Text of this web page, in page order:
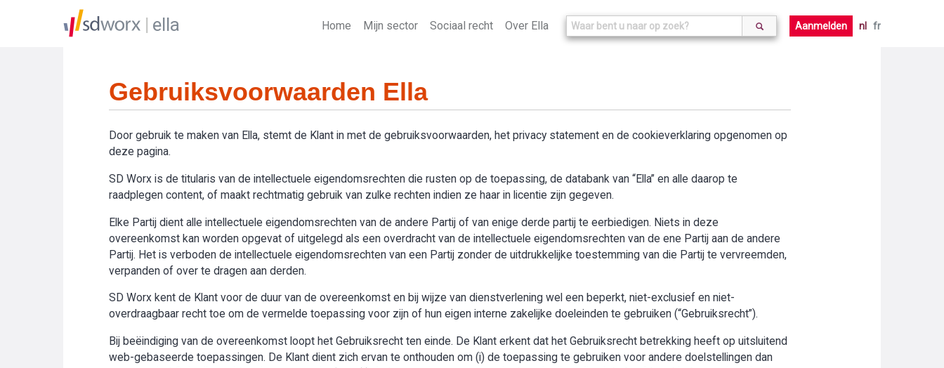
ella Home Mijn sector Sociaal recht Over Ella Aanmelden nl fr
Gebruiksvoorwaarden Ella
Door gebruik te maken van Ella, stemt de Klant in met de gebruiksvoorwaarden, het privacy statement en de cookieverklaring opgenomen op
deze pagina.
SD Worx is de titularis van de intellectuele eigendomsrechten die rusten op de toepassing, de databank van “Ella” en alle daarop te
raadplegen content, of maakt rechtmatig gebruik van zulke rechten indien ze haar in licentie zijn gegeven.
Elke Partij dient alle intellectuele eigendomsrechten van de andere Partij of van enige derde partij te eerbiedigen. Niets in deze
overeenkomst kan worden opgevat of uitgelegd als een overdracht van de intellectuele eigendomsrechten van de ene Partij aan de andere
Partij. Het is verboden de intellectuele eigendomsrechten van een Partij zonder de uitdrukkelijke toestemming van die Partij te vervreemden,
verpanden of over te dragen aan derden.
SD Worx kent de Klant voor de duur van de overeenkomst en bij wijze van dienstverlening wel een beperkt, niet-exclusief en niet-
overdraagbaar recht toe om de vermelde toepassing voor zijn of hun eigen interne zakelijke doeleinden te gebruiken (“Gebruiksrecht”).
Bij beëindiging van de overeenkomst loopt het Gebruiksrecht ten einde. De Klant erkent dat het Gebruiksrecht betrekking heeft op uitsluitend
web-gebaseerde toepassingen. De Klant dient zich ervan te onthouden om (i) de toepassing te gebruiken voor andere doelstellingen dan